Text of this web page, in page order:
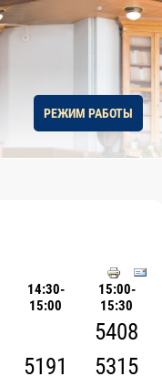
РЕЖИМ РАБОТЫ
14:30-
15:00
15:00-
15:30
5408
5191 5315